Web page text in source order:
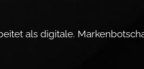
als digitale.